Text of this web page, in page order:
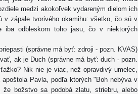
medzi akokoľvek vydareným dielom ich
v zápale tvorivého okamihu: všetko, čo sú v
odbleskom toho jasu, čo v niektorých
(správne má byť: zdroji - pozn. KVAS)
ak je Duch (správne má byť: duch - pozn.
Nik nie je viac, než opravdivý umelec,
Pavla, podľa ktorých "Boh nebýva v
božstvo sa podobá zlatu, striebru, alebo